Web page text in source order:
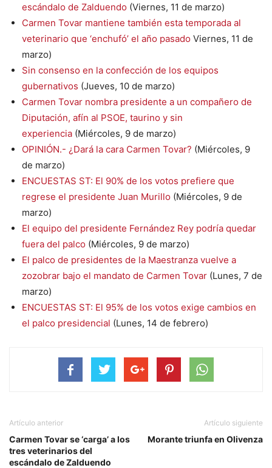
escándalo de Zalduendo (Viernes, 11 de marzo)
Carmen Tovar mantiene también esta temporada al
veterinario que ‘enchufó’ el año pasado Viernes, 11 de
marzo)
Sin consenso en la confección de los equipos
gubernativos (Jueves, 10 de marzo)
Carmen Tovar nombra presidente a un compañero de
Diputación, afín al PSOE, taurino y sin
experiencia (Miércoles, 9 de marzo)
OPINIÓN.- ¿Dará la cara Carmen Tovar? (Miércoles, 9
de marzo)
ENCUESTAS ST: El 90% de los votos prefiere que
regrese el presidente Juan Murillo (Miércoles, 9 de
marzo)
El equipo del presidente Fernández Rey podría quedar
fuera del palco (Miércoles, 9 de marzo)
El palco de presidentes de la Maestranza vuelve a
zozobrar bajo el mandato de Carmen Tovar (Lunes, 7 de
marzo)
ENCUESTAS ST: El 95% de los votos exige cambios en
el palco presidencial (Lunes, 14 de febrero)
Artículo anterior
Carmen Tovar se ‘carga’ a los
tres veterinarios del
escándalo de Zalduendo
Artículo siguiente
Morante triunfa en Olivenza